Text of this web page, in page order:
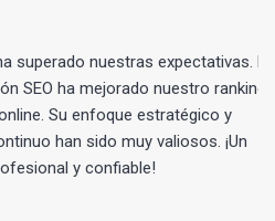
nuestras expectativas. La
ha mejorado nuestro ranking y
Su enfoque estratégico y
han sido muy valiosos. ¡Un
y confiable!